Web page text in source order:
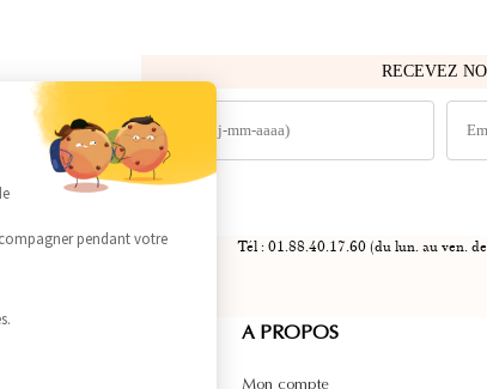
pendant votre
RECEVEZ
partir de 150€
Tél : 01.88.40.17.60 (du lun. au ven.
A PROPOS
Mon compte